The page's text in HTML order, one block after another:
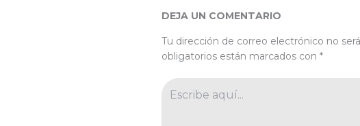
DEJA UN COMENTARIO
Tu dirección de correo electrónico no
obligatorios están marcados con *